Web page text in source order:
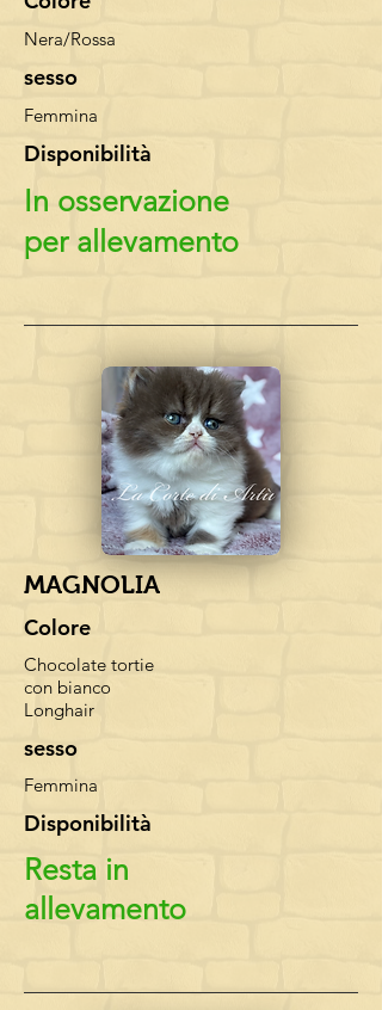
Nera/Rossa
sesso
Femmina
Disponibilità
In osservazione
per allevamento
MAGNOLIA
Colore
Chocolate tortie
con bianco
Longhair
sesso
Femmina
Disponibilità
Resta in
allevamento